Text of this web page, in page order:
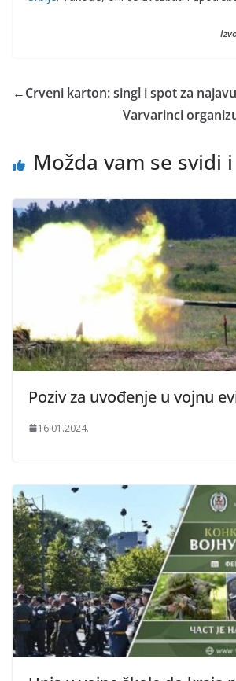
←Crveni karton: singl i spot za
Varvarinci
Možda vam se svidi
Poziv za uvođenje u vojnu
16.01.2024.